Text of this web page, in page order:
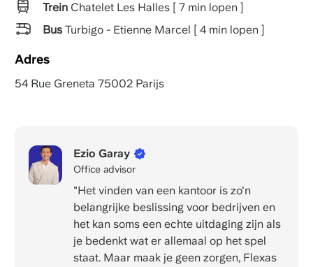
TreinChatelet Les Halles [ 7 min lopen ]
BusTurbigo - Etienne Marcel [ 4 min lopen ]
Adres
54 Rue Greneta 75002 Parijs
Ezio Garay
Office advisor
"Het vinden van een kantoor is zo'n
belangrijke beslissing voor bedrijven en
het kan soms een echte uitdaging zijn als
je bedenkt wat er allemaal op het spel
staat. Maar maak je geen zorgen, Flexas